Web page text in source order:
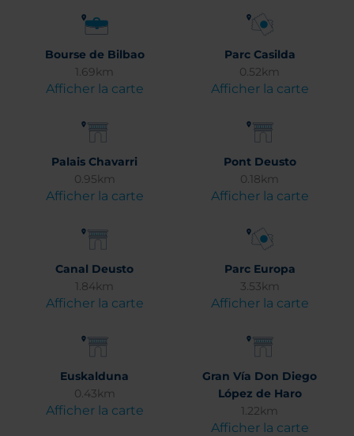
Bourse de Bilbao
1.69km
Afficher la carte
Parc Casilda
0.52km
Afficher la carte
Palais Chavarri
0.95km
Afficher la carte
Pont Deusto
0.18km
Afficher la carte
Canal Deusto
1.84km
Afficher la carte
Parc Europa
3.53km
Afficher la carte
Euskalduna
0.43km
Afficher la carte
Gran Vía Don Diego
López de Haro
1.22km
Afficher la carte